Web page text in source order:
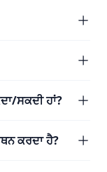
ਸਕਦੀ ਹਾਂ?
ਕਰਦਾ ਹੈ?